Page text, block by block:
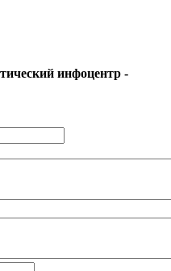
инфоцентр -